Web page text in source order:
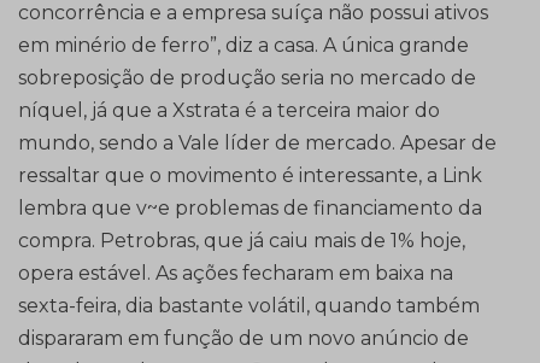
concorrência e a empresa suíça não possui ativos
em minério de ferro”, diz a casa. A única grande
sobreposição de produção seria no mercado de
níquel, já que a Xstrata é a terceira maior do
mundo, sendo a Vale líder de mercado. Apesar de
ressaltar que o movimento é interessante, a Link
lembra que v~e problemas de financiamento da
compra. Petrobras, que já caiu mais de 1% hoje,
opera estável. As ações fecharam em baixa na
sexta-feira, dia bastante volátil, quando também
dispararam em função de um novo anúncio de